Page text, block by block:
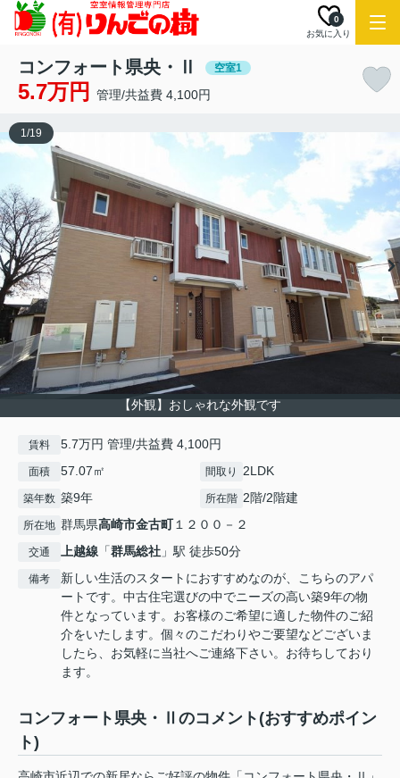
お気に入り
0
コンフォート県央・Ⅱ 空室1
5.7万円 管理/共益費 4,100円
【外観】おしゃれな外観です
1/19
賃料 5.7万円 管理/共益費 4,100円
面積 57.07㎡ 間取り 2LDK
築年数 築9年 所在階 2階/2階建
所在地 群馬県高崎市金古町１２００－２
交通 上越線 「群馬総社 」駅 徒歩50分
備考
新しい生活のスタートにおすすめなのが、こちらのアパ
ートです。中古住宅選びの中でニーズの高い築9年の物
件となっています。お客様のご希望に適した物件のご紹
介をいたします。個々のこだわりやご要望などございま
したら、お気軽に当社へご連絡下さい。お待ちしており
ます。
コンフォート県央・Ⅱのコメント(おすすめポイン
ト)